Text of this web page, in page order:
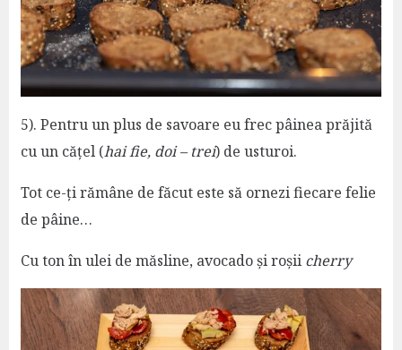
5). Pentru un plus de savoare eu frec pâinea prăjită
cu un cățel (hai fie, doi – trei) de usturoi.
Tot ce-ți rămâne de făcut este să ornezi fiecare felie
de pâine…
Cu ton în ulei de măsline, avocado și roșii cherry